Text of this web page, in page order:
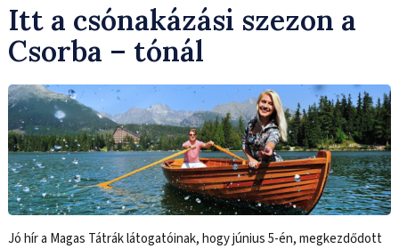
Itt a csónakázási szezon a
Csorba – tónál
Jó hír a Magas Tátrák látogatóinak, hogy június 5-én, megkezdődott